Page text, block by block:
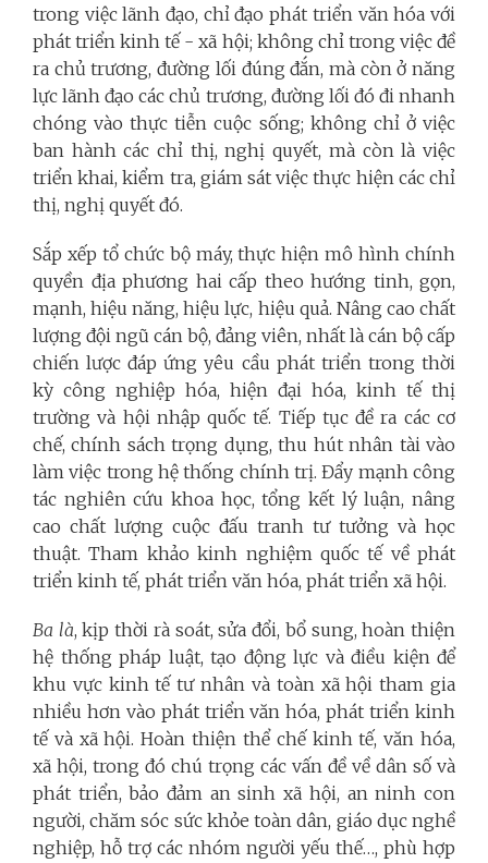
trong việc lãnh đạo, chỉ đạo phát triển văn hóa với
phát triển kinh tế - xã hội; không chỉ trong việc đề
ra chủ trương, đường lối đúng đắn, mà còn ở năng
lực lãnh đạo các chủ trương, đường lối đó đi nhanh
chóng vào thực tiễn cuộc sống; không chỉ ở việc
ban hành các chỉ thị, nghị quyết, mà còn là việc
triển khai, kiểm tra, giám sát việc thực hiện các chỉ
thị, nghị quyết đó.
Sắp xếp tổ chức bộ máy, thực hiện mô hình chính
quyền địa phương hai cấp theo hướng tinh, gọn,
mạnh, hiệu năng, hiệu lực, hiệu quả. Nâng cao chất
lượng đội ngũ cán bộ, đảng viên, nhất là cán bộ cấp
chiến lược đáp ứng yêu cầu phát triển trong thời
kỳ công nghiệp hóa, hiện đại hóa, kinh tế thị
trường và hội nhập quốc tế. Tiếp tục đề ra các cơ
chế, chính sách trọng dụng, thu hút nhân tài vào
làm việc trong hệ thống chính trị. Đẩy mạnh công
tác nghiên cứu khoa học, tổng kết lý luận, nâng
cao chất lượng cuộc đấu tranh tư tưởng và học
thuật. Tham khảo kinh nghiệm quốc tế về phát
triển kinh tế, phát triển văn hóa, phát triển xã hội.
Ba là, kịp thời rà soát, sửa đổi, bổ sung, hoàn thiện
hệ thống pháp luật, tạo động lực và điều kiện để
khu vực kinh tế tư nhân và toàn xã hội tham gia
nhiều hơn vào phát triển văn hóa, phát triển kinh
tế và xã hội. Hoàn thiện thể chế kinh tế, văn hóa,
xã hội, trong đó chú trọng các vấn đề về dân số và
phát triển, bảo đảm an sinh xã hội, an ninh con
người, chăm sóc sức khỏe toàn dân, giáo dục nghề
nghiệp, hỗ trợ các nhóm người yếu thế…, phù hợp